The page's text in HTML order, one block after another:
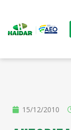
15/12/2010